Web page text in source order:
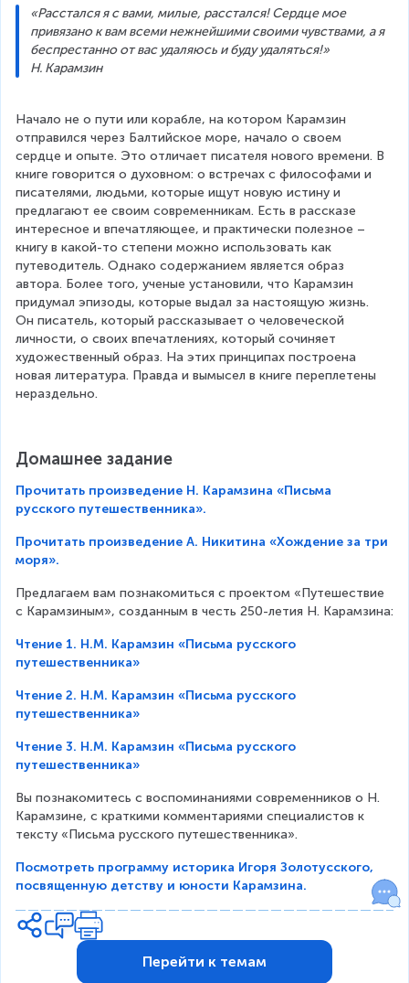
«Расстался я с вами, милые, расстался! Сердце мое
привязано к вам всеми нежнейшими своими чувствами, а я
беспрестанно от вас удаляюсь и буду удаляться!»
Н. Карамзин
Начало не о пути или корабле, на котором Карамзин
отправился через Балтийское море, начало о своем
сердце и опыте. Это отличает писателя нового времени. В
книге говорится о духовном: о встречах с философами и
писателями, людьми, которые ищут новую истину и
предлагают ее своим современникам. Есть в рассказе
интересное и впечатляющее, и практически полезное –
книгу в какой-то степени можно использовать как
путеводитель. Однако содержанием является образ
автора. Более того, ученые установили, что Карамзин
придумал эпизоды, которые выдал за настоящую жизнь.
Он писатель, который рассказывает о человеческой
личности, о своих впечатлениях, который сочиняет
художественный образ. На этих принципах построена
новая литература. Правда и вымысел в книге переплетены
нераздельно.
Домашнее задание
Прочитать произведение Н. Карамзина «Письма
русского путешественника».
Прочитать произведение А. Никитина «Хождение за три
моря».
Предлагаем вам познакомиться с проектом «Путешествие
с Карамзиным», созданным в честь 250-летия Н. Карамзина:
Чтение 1. Н.М. Карамзин «Письма русского
путешественника»
Чтение 2. Н.М. Карамзин «Письма русского
путешественника»
Чтение 3. Н.М. Карамзин «Письма русского
путешественника»
Вы познакомитесь с воспоминаниями современников о Н.
Карамзине, с краткими комментариями специалистов к
тексту «Письма русского путешественника».
Посмотреть программу историка Игоря Золотусского,
посвященную детству и юности Карамзина.
Перейти к темам